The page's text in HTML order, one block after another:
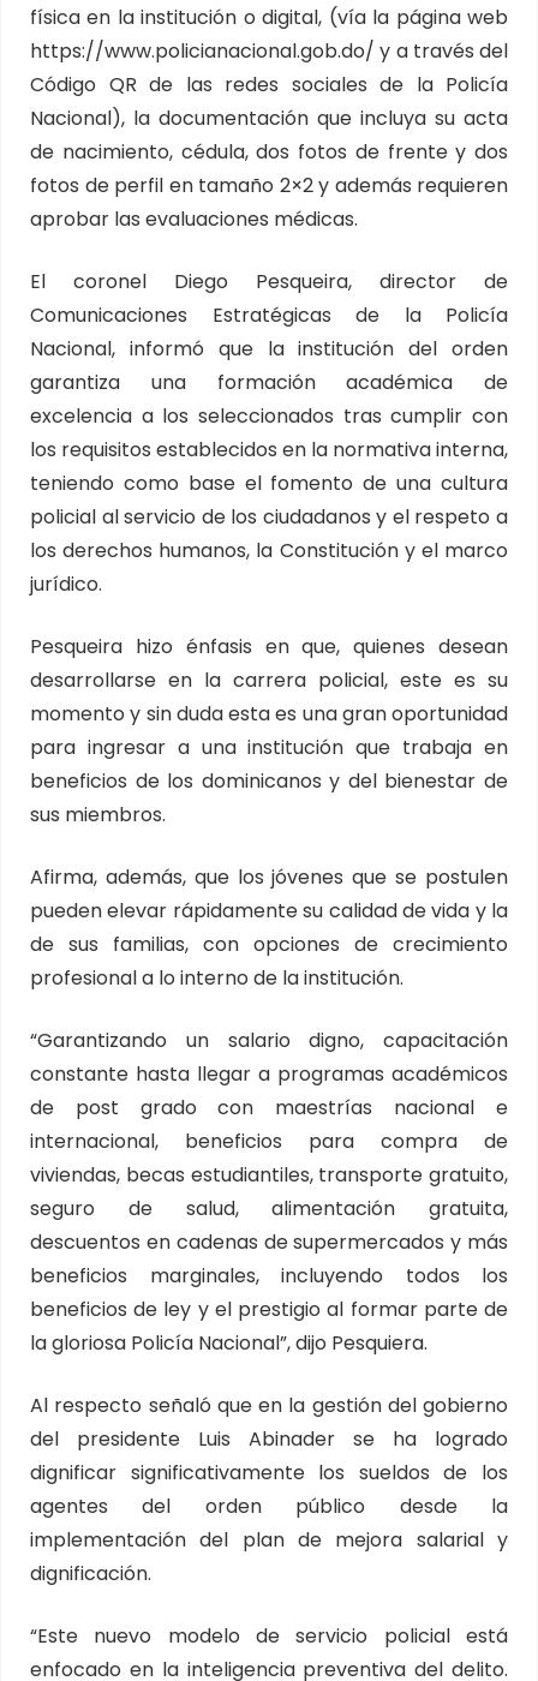
física en la institución o digital, (vía la página web
https://www.policianacional.gob.do/ y a través del
Código QR de las redes sociales de la Policía
Nacional), la documentación que incluya su acta
de nacimiento, cédula, dos fotos de frente y dos
fotos de perfil en tamaño 2×2 y además requieren
aprobar las evaluaciones médicas.
El coronel Diego Pesqueira, director de
Comunicaciones Estratégicas de la Policía
Nacional, informó que la institución del orden
garantiza una formación académica de
excelencia a los seleccionados tras cumplir con
los requisitos establecidos en la normativa interna,
teniendo como base el fomento de una cultura
policial al servicio de los ciudadanos y el respeto a
los derechos humanos, la Constitución y el marco
jurídico.
Pesqueira hizo énfasis en que, quienes desean
desarrollarse en la carrera policial, este es su
momento y sin duda esta es una gran oportunidad
para ingresar a una institución que trabaja en
beneficios de los dominicanos y del bienestar de
sus miembros.
Afirma, además, que los jóvenes que se postulen
pueden elevar rápidamente su calidad de vida y la
de sus familias, con opciones de crecimiento
profesional a lo interno de la institución.
“Garantizando un salario digno, capacitación
constante hasta llegar a programas académicos
de post grado con maestrías nacional e
internacional, beneficios para compra de
viviendas, becas estudiantiles, transporte gratuito,
seguro de salud, alimentación gratuita,
descuentos en cadenas de supermercados y más
beneficios marginales, incluyendo todos los
beneficios de ley y el prestigio al formar parte de
la gloriosa Policía Nacional”, dijo Pesquiera.
Al respecto señaló que en la gestión del gobierno
del presidente Luis Abinader se ha logrado
dignificar significativamente los sueldos de los
agentes del orden público desde la
implementación del plan de mejora salarial y
dignificación.
“Este nuevo modelo de servicio policial está
enfocado en la inteligencia preventiva del delito.